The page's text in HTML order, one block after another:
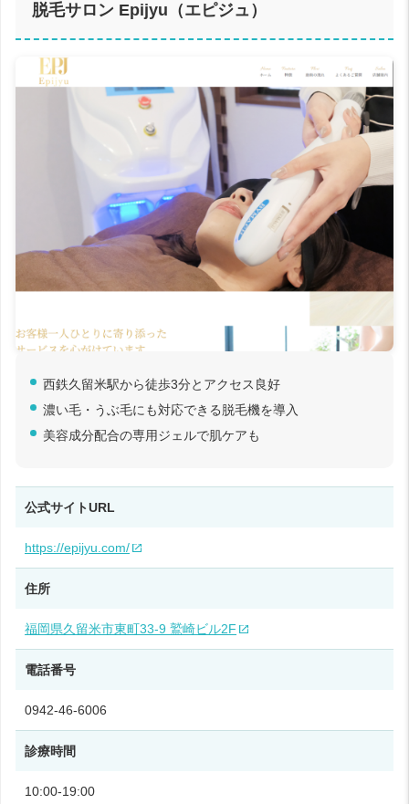
脱毛サロン Epijyu（エピジュ）
西鉄久留米駅から徒歩3分とアクセス良好
濃い毛・うぶ毛にも対応できる脱毛機を導入
美容成分配合の専用ジェルで肌ケアも
公式サイトURL
https://epijyu.com/
住所
福岡県久留米市東町33‑9 鷲崎ビル2F
電話番号
0942-46-6006
診療時間
10:00‑19:00